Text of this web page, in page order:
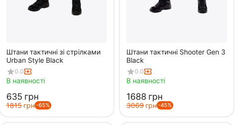
Штани тактичні зі стрілками
Urban Style Black
0.0
В наявності
‍635‍ грн
‍1815‍ грн -65%
Штани тактичні Shooter Gen 3
Black
0.0
В наявності
‍1688‍ грн
‍3069‍ грн -45%